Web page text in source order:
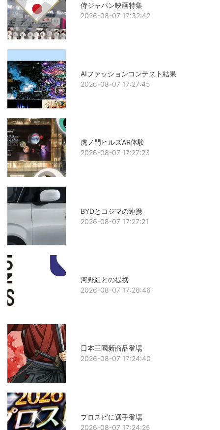
侍ジャパン映画特集
2026-08-07 17:32:42
AIファッションコンテスト結果
2026-08-07 17:27:45
虎ノ門ヒルズAR体験
2026-08-07 17:27:23
BYDとコジマの連携
2026-08-07 17:27:21
河野組との提携
2026-08-07 17:26:46
日本三國新商品登場
2026-08-07 17:24:40
プロスピに選手登場
2026-08-07 17:24:25